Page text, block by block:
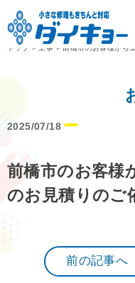
トップ
> 工事 > 前橋市のお客様から
2025/07/18
前橋市のお客様
のお見積りのご
前の記事へ